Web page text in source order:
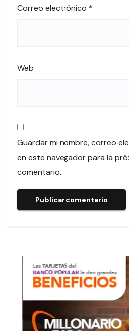
Correo electrónico *
Web
Guardar mi nombre, correo
en este navegador para la
comentario.